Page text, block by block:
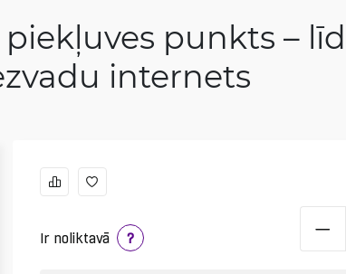
piekļuves punkts –
internets
Ir noliktavā ?